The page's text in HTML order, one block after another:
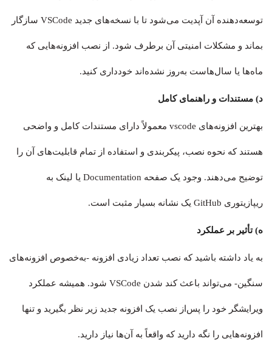
توسعه‌دهنده آن آپدیت می‌شود تا با نسخه‌های جدید VSCode سازگار
بماند و مشکلات امنیتی آن برطرف شود. از نصب افزونه‌هایی که
ماه‌ها یا سال‌هاست به‌روز نشده‌اند خودداری کنید.
د) مستندات و راهنمای کامل
بهترین افزونه‌های vscode معمولاً دارای مستندات کامل و واضحی
هستند که نحوه نصب، پیکربندی و استفاده از تمام قابلیت‌های آن را
توضیح می‌دهند. وجود یک صفحه Documentation یا لینک به
ریپازیتوری GitHub یک نشانه بسیار مثبت است.
ه) تأثیر بر عملکرد
به یاد داشته باشید که نصب تعداد زیادی افزونه -به‌خصوص افزونه‌های
سنگین- می‌تواند باعث کند شدن VSCode شود. همیشه عملکرد
ویرایشگر خود را پس‌از نصب یک افزونه جدید زیر نظر بگیرید و تنها
افزونه‌هایی را نگه دارید که واقعاً به آن‌ها نیاز دارید.